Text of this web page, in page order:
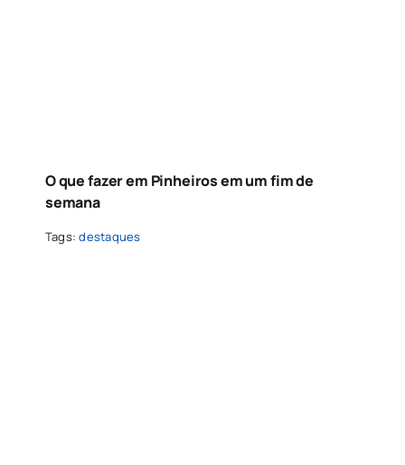
O que fazer em Pinheiros em um fim de
semana
Tags:destaques